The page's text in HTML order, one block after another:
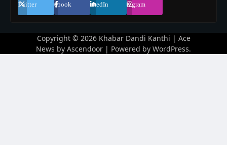
Twitter Facebook LinkedIn Instagram
Copyright © 2026 Khabar Dandi Kanthi | Ace
News by Ascendoor | Powered by WordPress.